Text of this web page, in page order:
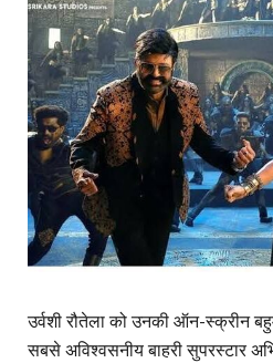
उर्वशी रौतेला को उनकी ऑन-स्क्रीन
सबसे अविश्वसनीय बाहरी सुपरस्टार